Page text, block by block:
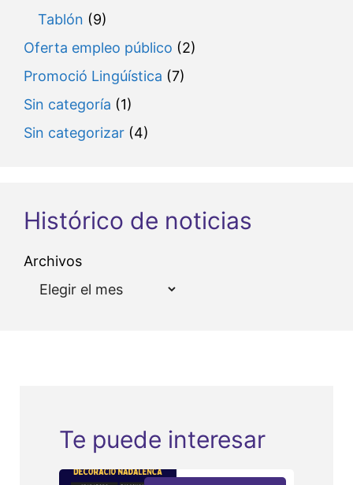
Tablón (9)
Oferta empleo público (2)
Promoció Lingúística (7)
Sin categoría (1)
Sin categorizar (4)
Histórico de noticias
Archivos
Te puede interesar